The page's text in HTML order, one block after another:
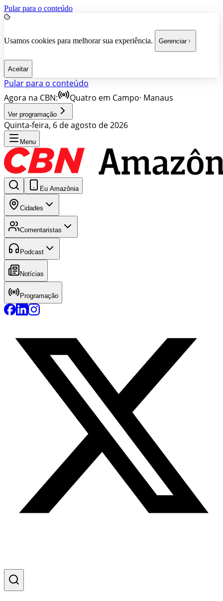
Pular para o conteúdo
Usamos cookies para melhorar sua experiência. Gerenciar
Aceitar
Pular para o conteúdo
Agora na CBN:
Quatro em Campo· Manaus
Ver programação
Quinta-feira, 6 de agosto de 2026
Menu
Eu Amazônia
Cidades
Comentaristas
Podcast
Notícias
Programação